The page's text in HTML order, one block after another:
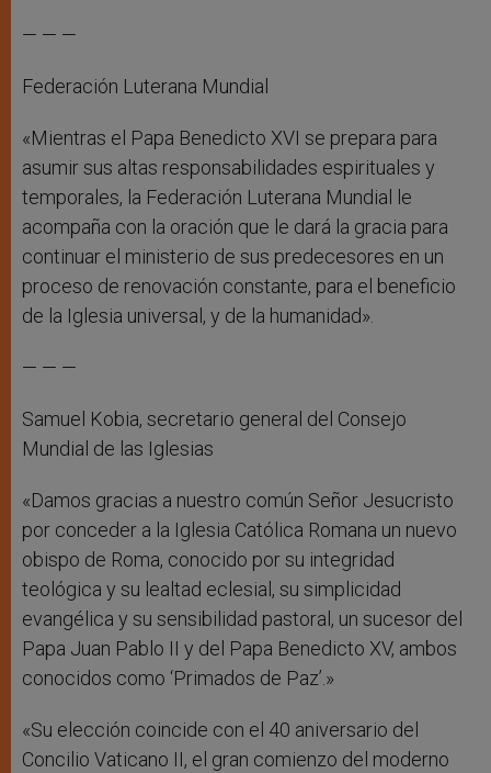
— — —
Federación Luterana Mundial
«Mientras el Papa Benedicto XVI se prepara para
asumir sus altas responsabilidades espirituales y
temporales, la Federación Luterana Mundial le
acompaña con la oración que le dará la gracia para
continuar el ministerio de sus predecesores en un
proceso de renovación constante, para el beneficio
de la Iglesia universal, y de la humanidad».
— — —
Samuel Kobia, secretario general del Consejo
Mundial de las Iglesias
«Damos gracias a nuestro común Señor Jesucristo
por conceder a la Iglesia Católica Romana un nuevo
obispo de Roma, conocido por su integridad
teológica y su lealtad eclesial, su simplicidad
evangélica y su sensibilidad pastoral, un sucesor del
Papa Juan Pablo II y del Papa Benedicto XV, ambos
conocidos como ‘Primados de Paz’.»
«Su elección coincide con el 40 aniversario del
Concilio Vaticano II, el gran comienzo del moderno